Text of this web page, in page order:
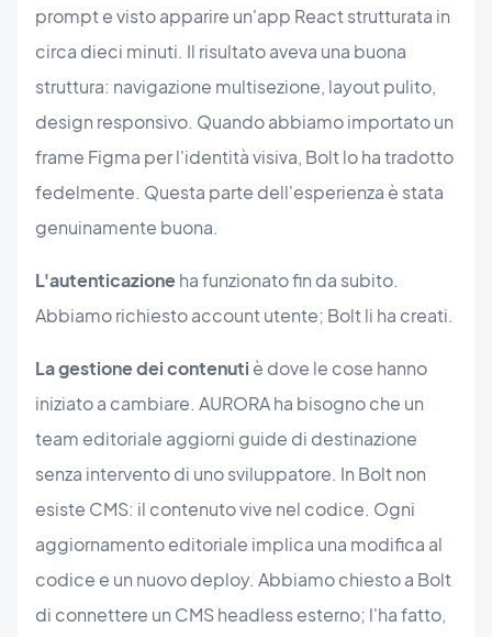
prompt e visto apparire un'app React strutturata in
circa dieci minuti. Il risultato aveva una buona
struttura: navigazione multisezione, layout pulito,
design responsivo. Quando abbiamo importato un
frame Figma per l'identità visiva, Bolt lo ha tradotto
fedelmente. Questa parte dell'esperienza è stata
genuinamente buona.
L'autenticazioneha funzionato fin da subito.
Abbiamo richiesto account utente; Bolt li ha creati.
La gestione dei contenuti è dove le cose hanno
iniziato a cambiare. AURORA ha bisogno che un
team editoriale aggiorni guide di destinazione
senza intervento di uno sviluppatore. In Bolt non
esiste CMS: il contenuto vive nel codice. Ogni
aggiornamento editoriale implica una modifica al
codice e un nuovo deploy. Abbiamo chiesto a Bolt
di connettere un CMS headless esterno; l'ha fatto,